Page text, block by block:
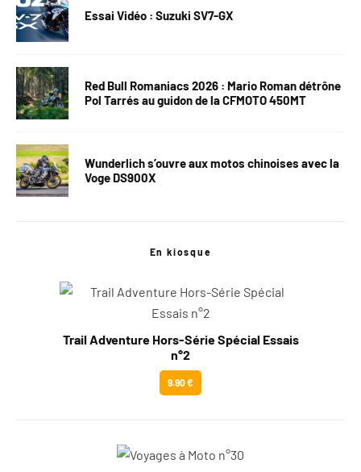
Essai Vidéo : Suzuki SV7-GX
Red Bull Romaniacs 2026 : Mario Roman détrône
Pol Tarrés au guidon de la CFMOTO 450MT
Wunderlich s’ouvre aux motos chinoises avec la
Voge DS900X
En kiosque
Trail Adventure Hors-Série Spécial Essais
n°2
9.90 €